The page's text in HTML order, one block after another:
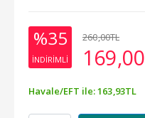
%35
INDIRIMLI
260,00TL
169,00
Havale/EFT ile:163 ,93TL